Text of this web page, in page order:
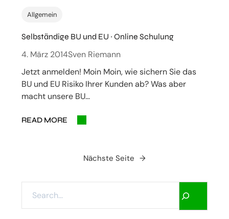
Allgemein
Selbständige BU und EU ~ Online Schulung
4. März 2014Sven Riemann
Jetzt anmelden! Moin Moin, wie sichern Sie das
BU und EU Risiko Ihrer Kunden ab? Was aber
macht unsere BU…
READ MORE
Nächste Seite →
A